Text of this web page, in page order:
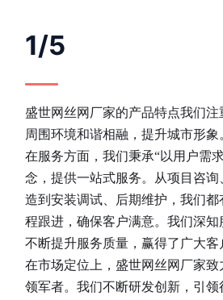
1/5
盛世网丝网厂家的产品特点我们
周围环境和谐相融，提升城市形象
在服务方面，我们秉承“以用户需
念，提供一站式服务。从项目咨询
造到安装调试、后期维护，我们
程跟进，确保客户满意。我们深
不断提升服务质量，赢得了广大客
在市场定位上， 盛世网丝网厂家致
领军者。我们不断研发创新，引领